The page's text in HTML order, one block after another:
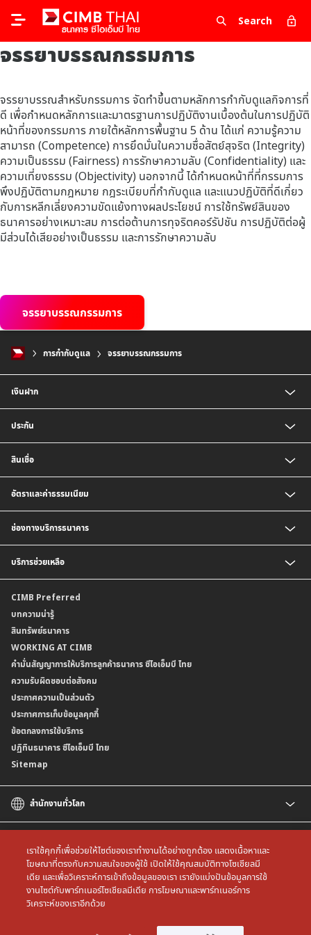
Search
จรรยาบรรณกรรมการ
จรรยาบรรณสำหรับกรรมการ จัดทำขึ้นตามหลักการกำกับดูแลกิจการที่
ดี เพื่อกำหนดหลักการและมาตรฐานการปฏิบัติงานเบื้องต้นในการปฏิบัติ
หน้าที่ของกรรมการ ภายใต้หลักการพื้นฐาน 5 ด้าน ได้แก่ ความรู้ความ
สามารถ (Competence) การยึดมั่นในความซื่อสัตย์สุจริต (Integrity)
ความเป็นธรรม (Fairness) การรักษาความลับ (Confidentiality) และ
ความเที่ยงธรรม (Objectivity) นอกจากนี้ ได้กำหนดหน้าที่ที่กรรมการ
พึงปฏิบัติตามกฎหมาย กฎระเบียบที่กำกับดูแล และแนวปฏิบัติที่ดีเกี่ยว
กับการหลีกเลี่ยงความขัดแย้งทางผลประโยชน์ การใช้ทรัพย์สินของ
ธนาคารอย่างเหมาะสม การต่อต้านการทุจริตคอร์รัปชัน การปฏิบัติต่อผู้
มีส่วนได้เสียอย่างเป็นธรรม และการรักษาความลับ
จรรยาบรรณกรรมการ
การกำกับดูแล จรรยาบรรณกรรมการ
เงินฝาก
บัญชีเงินฝากประจำ
บัญชีเงินฝากกระแสรายวัน
บัญชีเงินฝากเงินตราต่างประเทศ
ตารางเปรียบเทียบผลิตภัณฑ์
ประกัน
ประกันวินาศภัย
สินเชื่อ
สินเชื่อบ้าน
สินเชื่อบ้านแลกเงินและสินเชื่ออเนกประสงค์
อัตราและค่าธรรมเนียม
อัตราดอกเบี้ยเงินฝาก
อัตราดอกเบี้ยเงินฝากลูกค้าสถาบัน
อัตราดอกเบี้ยบัญชีเงินฝากเงินตราต่างประเทศ
อัตราดอกเบี้ยเงินกู้
กำหนดระยะเวลาการขายหรือฝากเงินได้ที่เป็นเงินตราต่างประเทศ
ค่าธรรมเนียม
อัตราค่าธรรมเนียมการฝากถอนบัญชีเงินฝากเงินตราต่างประเทศ
ข้อกำหนดบัญชีเงินฝาก
เงื่อนไขและค่าธรรมเนียมที่เกี่ยวกับการให้บริการบัญชีเงินฝากเงินตราต่างประเทศ
บริการฝากเงินเข้าบัญชีธนาคาร ซีไอเอ็มบี ไทย ที่ตู้บุญเติม
ช่องทางบริการธนาคาร
CIMB THAI Connect
บริการแจ้งเตือนผ่าน SMS
พร้อมเพย์
บริการเปิดบัญชีด้วยการยืนยันตัวตนรูปแบบดิจิทัล (NDID)
การขอและรับส่งข้อมูลรายการเคลื่อนไหวบัญชีเงินฝาก ในรูปแบบข้อมูลดิจิทัลระหว่าง
ธนาคาร (dStatement)
บริการยืนยันตัวตนรูปแบบดิจิทัล (NDID) เพื่อทำธรุกรรมออนไลน์กับกรมสรรพากร
บริการช่วยเหลือ
สาขาธนาคาร
ข้อมูลคุณภาพการให้บริการ
คำมั่นสัญญาการให้บริการลูกค้าธนาคาร ซีไอเอ็มบี ไทย
Form Download Center
CIMB Preferred
บทความน่ารู้
สินทรัพย์ธนาคาร
WORKING AT CIMB
คำมั่นสัญญาการให้บริการลูกค้าธนาคาร ซีไอเอ็มบี ไทย
ความรับผิดชอบต่อสังคม
ประกาศความเป็นส่วนตัว
ประกาศการเก็บข้อมูลคุกกี้
ข้อตกลงการใช้บริการ
ปฏิทินธนาคาร ซีไอเอ็มบี ไทย
Sitemap
สำนักงานทั่วโลก
CIMB Islamic
CIMB Bank (MY)
CIMB Bank (SG)
CIMB Bank (KH)
CIMB Niaga
All rights reserved. Copyright © 2026 CIMB THAI Bank
เราใช้คุกกี้เพื่อช่วยให้ไซต์ของเราทำงานได้อย่างถูกต้อง แสดงเนื้อหาและ
โฆษณาที่ตรงกับความสนใจของผู้ใช้ เปิดให้ใช้คุณสมบัติทางโซเชียลมี
เดีย และเพื่อวิเคราะห์การเข้าถึงข้อมูลของเรา เรายังแบ่งปันข้อมูลการใช้
งานไซต์กับพาร์ทเนอร์โซเชียลมีเดีย การโฆษณาและพาร์ทเนอร์การ
วิเคราะห์ของเราอีกด้วย